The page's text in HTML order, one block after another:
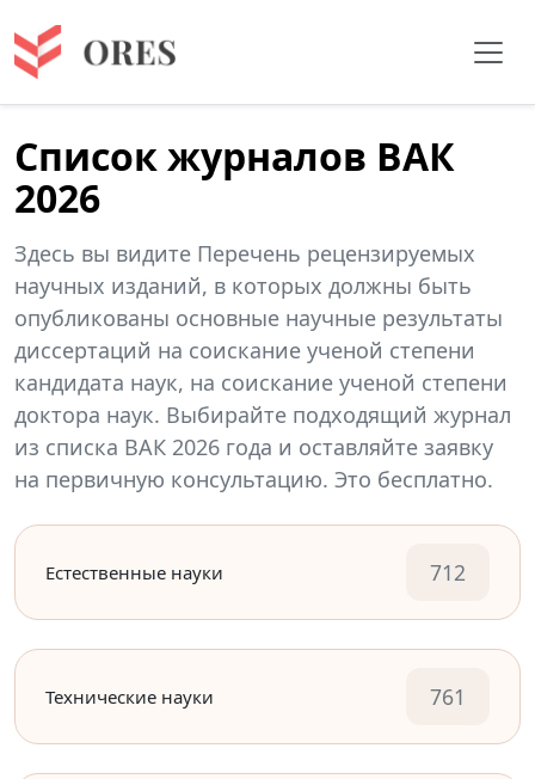
Список журналов ВАК
2026
Здесь вы видите Перечень рецензируемых
научных изданий, в которых должны быть
опубликованы основные научные результаты
диссертаций на соискание ученой степени
кандидата наук, на соискание ученой степени
доктора наук. Выбирайте подходящий журнал
из списка ВАК 2026 года и оставляйте заявку
на первичную консультацию. Это бесплатно.
Естественные науки 712
Технические науки 761